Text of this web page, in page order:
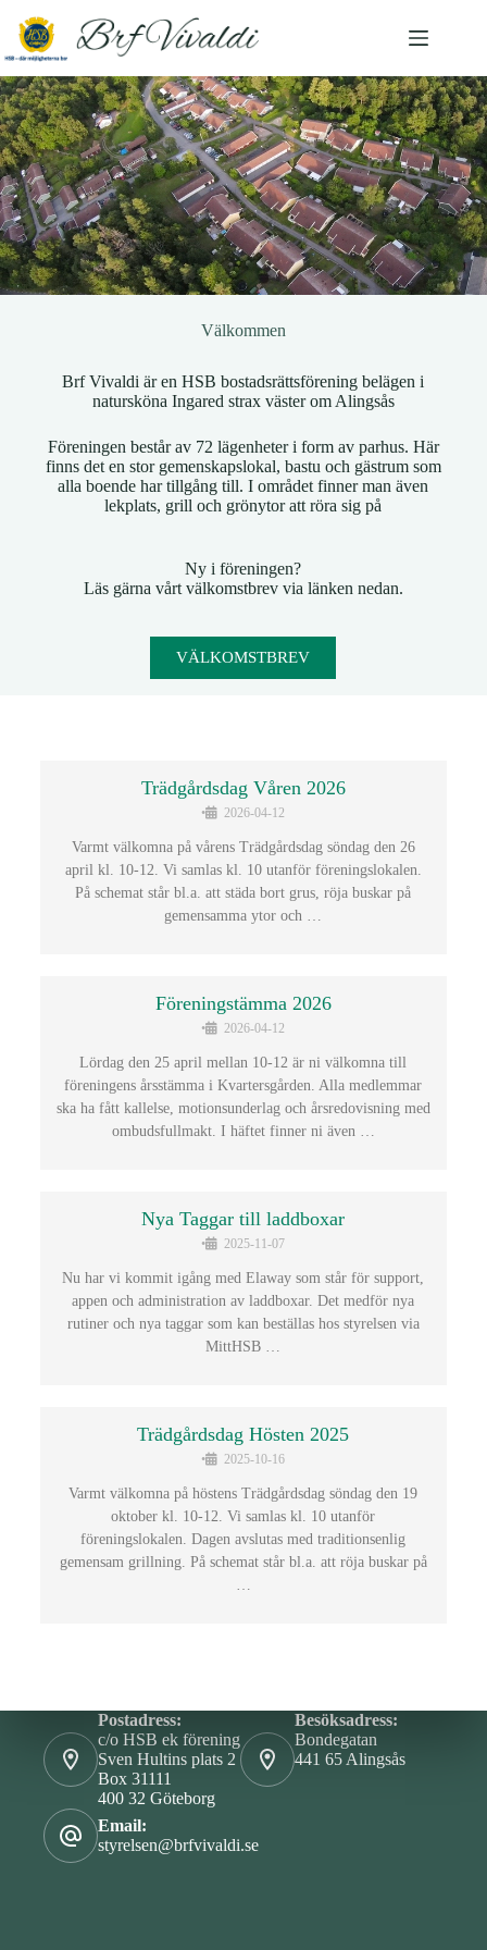
Välkommen
Brf Vivaldi är en HSB bostadsrättsförening belägen i
natursköna Ingared strax väster om Alingsås
Föreningen består av 72 lägenheter i form av parhus. Här
finns det en stor gemenskapslokal, bastu och gästrum som
alla boende har tillgång till. I området finner man även
lekplats, grill och grönytor att röra sig på
Ny i föreningen?
Läs gärna vårt välkomstbrev via länken nedan.
VÄLKOMSTBREV
Trädgårdsdag Våren 2026
• 2026-04-12
Varmt välkomna på vårens Trädgårdsdag söndag den 26
april kl. 10-12. Vi samlas kl. 10 utanför föreningslokalen.
På schemat står bl.a. att städa bort grus, röja buskar på
gemensamma ytor och …
Föreningstämma 2026
• 2026-04-12
Lördag den 25 april mellan 10-12 är ni välkomna till
föreningens årsstämma i Kvartersgården. Alla medlemmar
ska ha fått kallelse, motionsunderlag och årsredovisning med
ombudsfullmakt. I häftet finner ni även …
Nya Taggar till laddboxar
• 2025-11-07
Nu har vi kommit igång med Elaway som står för support,
appen och administration av laddboxar. Det medför nya
rutiner och nya taggar som kan beställas hos styrelsen via
MittHSB …
Trädgårdsdag Hösten 2025
• 2025-10-16
Varmt välkomna på höstens Trädgårdsdag söndag den 19
oktober kl. 10-12. Vi samlas kl. 10 utanför
föreningslokalen. Dagen avslutas med traditionsenlig
gemensam grillning. På schemat står bl.a. att röja buskar på
…
Postadress:
c/o HSB ek förening
Sven Hultins plats 2
Box 31111
400 32 Göteborg
Besöksadress:
Bondegatan
441 65 Alingsås
Email:
styrelsen@brfvivaldi.se